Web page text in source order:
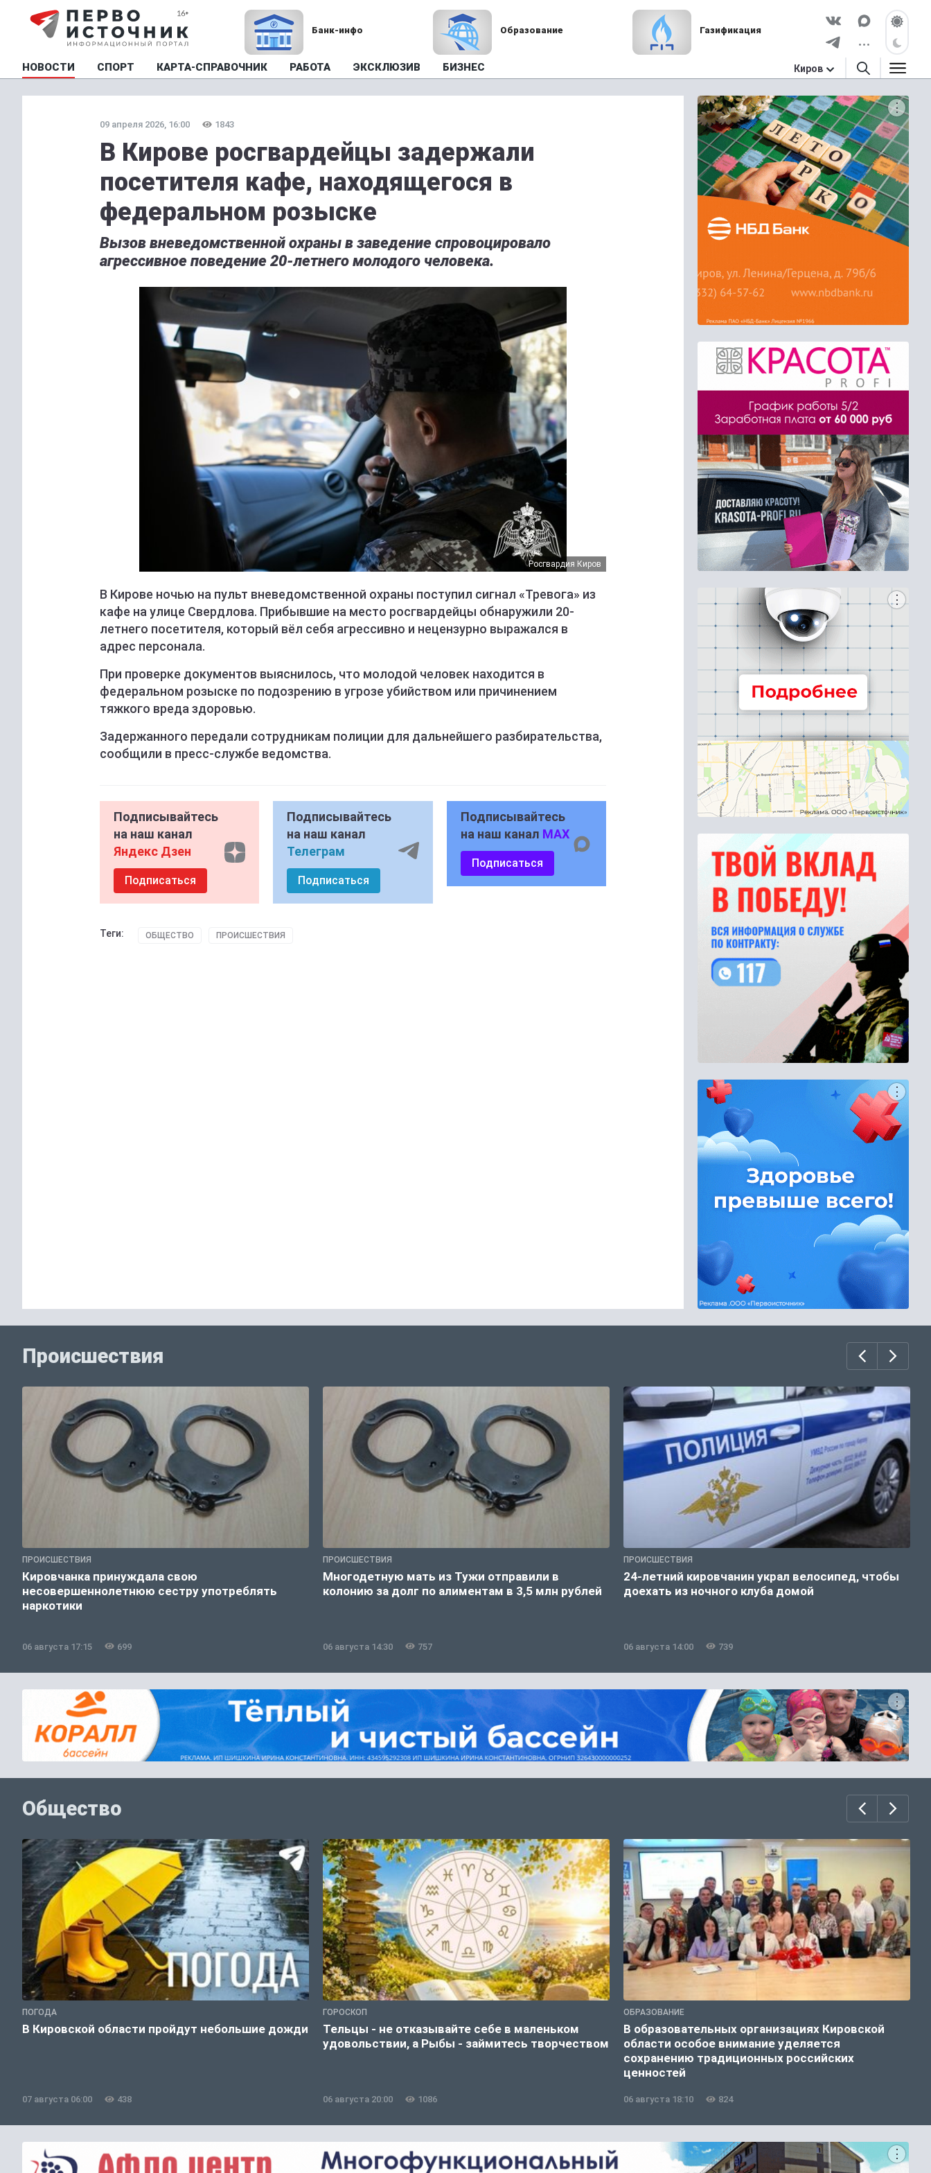
Банк-инфо Образование Газификация
НОВОСТИ СПОРТ КАРТА-СПРАВОЧНИК РАБОТА ЭКСКЛЮЗИВ БИЗНЕС Киров
09 апреля 2026, 16:00 1843
В Кирове росгвардейцы задержали
посетителя кафе, находящегося в
федеральном розыске
Вызов вневедомственной охраны в заведение спровоцировало
агрессивное поведение 20-летнего молодого человека.
Росгвардия Киров
В Кирове ночью на пульт вневедомственной охраны поступил сигнал «Тревога» из
кафе на улице Свердлова. Прибывшие на место росгвардейцы обнаружили 20-
летнего посетителя, который вёл себя агрессивно и нецензурно выражался в
адрес персонала.
При проверке документов выяснилось, что молодой человек находится в
федеральном розыске по подозрению в угрозе убийством или причинением
тяжкого вреда здоровью.
Задержанного передали сотрудникам полиции для дальнейшего разбирательства,
сообщили в пресс-службе ведомства.
Подписывайтесь
на наш канал
Яндекс Дзен
Подписаться
Подписывайтесь
на наш канал
Телеграм
Подписаться
Подписывайтесь
на наш канал MAX
Подписаться
Теги: ОБЩЕСТВО ПРОИСШЕСТВИЯ
Происшествия
ПРОИСШЕСТВИЯ
Кировчанка принуждала свою
несовершеннолетнюю сестру употреблять
наркотики
06 августа 17:15 699
ПРОИСШЕСТВИЯ
Многодетную мать из Тужи отправили в
колонию за долг по алиментам в 3,5 млн рублей
06 августа 14:30 757
ПРОИСШЕСТВИЯ
24-летний кировчанин украл велосипед, чтобы
доехать из ночного клуба домой
06 августа 14:00 739
Общество
ПОГОДА
В Кировской области пройдут небольшие дожди
07 августа 06:00 438
ГОРОСКОП
Тельцы - не отказывайте себе в маленьком
удовольствии, а Рыбы - займитесь творчеством
06 августа 20:00 1086
ОБРАЗОВАНИЕ
В образовательных организациях Кировской
области особое внимание уделяется
сохранению традиционных российских
ценностей
06 августа 18:10 824